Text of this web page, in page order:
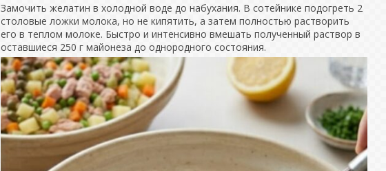
Замочить желатин в холодной воде до набухания. В сотейнике подогреть 2
столовые ложки молока, но не кипятить, а затем полностью растворить
его в теплом молоке. Быстро и интенсивно вмешать полученный раствор в
оставшиеся 250 г майонеза до однородного состояния.